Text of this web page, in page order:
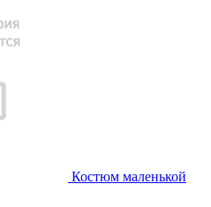
Костюм маленькой